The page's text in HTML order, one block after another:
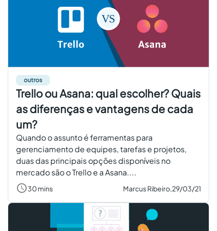
outros
Trello ou Asana: qual escolher? Quais
as diferenças e vantagens de cada
um?
Quando o assunto é ferramentas para
gerenciamento de equipes, tarefas e projetos,
duas das principais opções disponíveis no
mercado são o Trello e a Asana....
30 mins Marcus Ribeiro,29/03/21